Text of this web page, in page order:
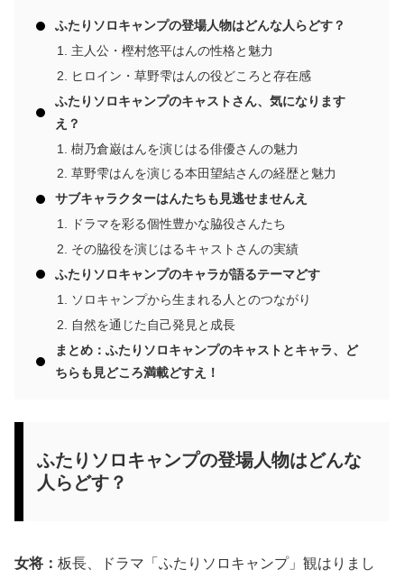
ふたりソロキャンプの登場人物はどんな人らどす？
主人公・樫村悠平はんの性格と魅力
ヒロイン・草野雫はんの役どころと存在感
ふたりソロキャンプのキャストさん、気になります
え？
樹乃倉巌はんを演じはる俳優さんの魅力
草野雫はんを演じる本田望結さんの経歴と魅力
サブキャラクターはんたちも見逃せませんえ
ドラマを彩る個性豊かな脇役さんたち
その脇役を演じはるキャストさんの実績
ふたりソロキャンプのキャラが語るテーマどす
ソロキャンプから生まれる人とのつながり
自然を通じた自己発見と成長
まとめ：ふたりソロキャンプのキャストとキャラ、ど
ちらも見どころ満載どすえ！
ふたりソロキャンプの登場人物はどんな
人らどす？
女将： 板長、ドラマ「ふたりソロキャンプ」観はりまし